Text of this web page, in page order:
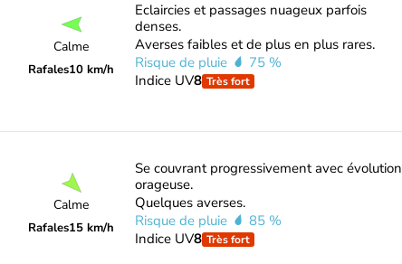
Calme
Rafales10 km/h
Eclaircies et passages nuageux parfois
denses.
Averses faibles et de plus en plus rares.
Risque de pluie
75 %
Indice UV8 Très fort
Calme
Rafales15 km/h
Se couvrant progressivement avec évolution
orageuse.
Quelques averses.
Risque de pluie
85 %
Indice UV8 Très fort